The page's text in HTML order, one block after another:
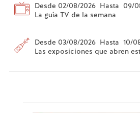
Desde 02/08/2026 Hasta 09/
La guía TV de la semana
Desde 03/08/2026 Hasta 10/
Las exposiciones que abren